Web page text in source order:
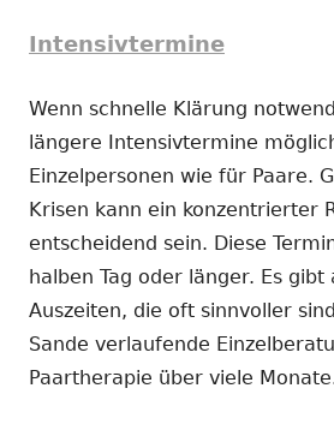
Intensivtermine
Wenn schnelle Klärung
längere Intensivtermine
Einzelpersonen wie für Paare.
Krisen kann ein konzentrierter
entscheidend sein. Diese
halben Tag oder länger. Es
Auszeiten, die oft sinnvoller
Sande verlaufende
Paartherapie über viele